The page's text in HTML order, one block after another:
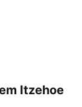
Itzehoe